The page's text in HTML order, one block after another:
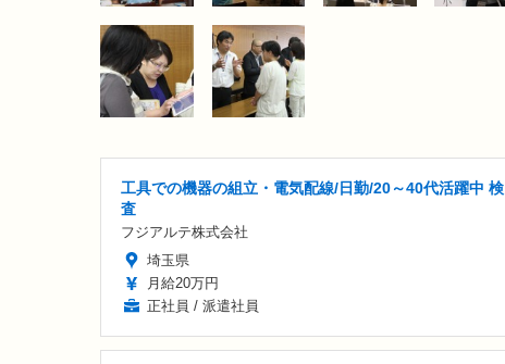
工具での機器の組立・電気配線/日勤/20～40代活躍中 検
査
フジアルテ株式会社
埼玉県
月給20万円
正社員 / 派遣社員